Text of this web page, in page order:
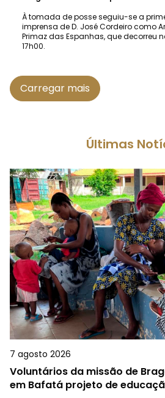
À tomada de posse seguiu-se a
imprensa de D. José Cordeiro como
Primaz das Espanhas, que decorreu
17h00.
Carregar mais
Últimas
7 agosto 2026
Voluntários da missão de
em Bafatá projeto de